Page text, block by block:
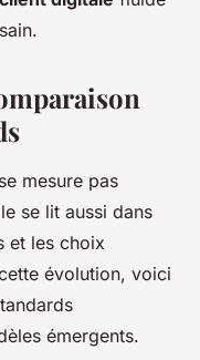
mesure pas
se lit aussi dans
et les choix
évolution, voici
émergents.